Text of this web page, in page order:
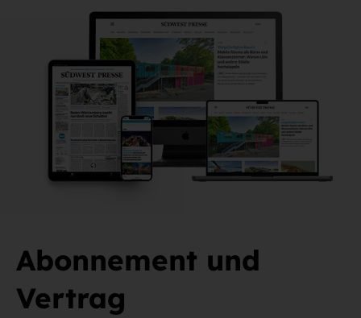
Abonnement und
Vertrag